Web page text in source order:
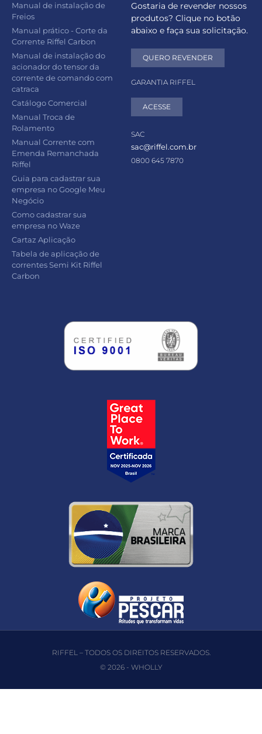
Manual de instalação de
Freios
Manual prático - Corte da
Corrente Riffel Carbon
Manual de instalação do
acionador do tensor da
corrente de comando com
catraca
Catálogo Comercial
Manual Troca de
Rolamento
Manual Corrente com
Emenda Remanchada
Riffel
Guia para cadastrar sua
empresa no Google Meu
Negócio
Como cadastrar sua
empresa no Waze
Cartaz Aplicação
Tabela de aplicação de
correntes Semi Kit Riffel
Carbon
Gostaria de revender nossos
produtos? Clique no botão
abaixo e faça sua solicitação.
QUERO REVENDER
GARANTIA RIFFEL
ACESSE
SAC
sac@riffel.com.br
0800 645 7870
RIFFEL – TODOS OS DIREITOS RESERVADOS.
© 2026 - WHOLLY